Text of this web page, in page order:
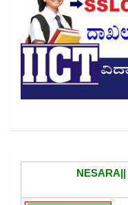
NESARA||